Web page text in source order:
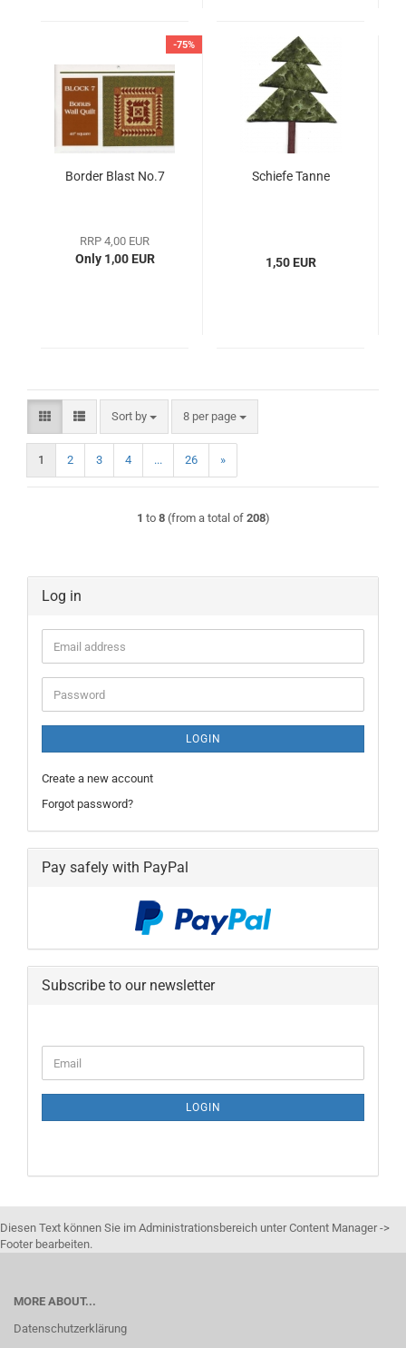
-75%
Border Blast No.7
RRP 4,00 EUR
Only 1,00 EUR
Schiefe Tanne
1,50 EUR
Sort by
Sort by 8 per page
per page
1 2 3 4 ... 26 »
1 to 8(from a total of 208)
Log in
Email
address
Password
LOGIN
Create a new account
Forgot password?
Pay safely with PayPal
Subscribe to our newsletter
TO
PAGE
Email
LOGIN
Diesen Text können Sie im Administrationsbereich unter Content Manager ->
Footer bearbeiten.
MORE ABOUT...
Datenschutzerklärung